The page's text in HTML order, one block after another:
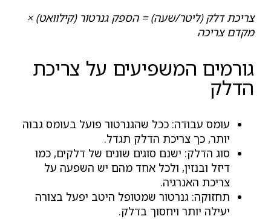
צריכת דלק (ליטר/שעה) = הספק גנרטור (קילוואט) ×
מקדם צריכה
גורמים המשפיעים על צריכת
הדלק
עומס עבודה: ככל שהגנרטור פועל בעומס גבוה
יותר, כך צריכת הדלק תגדל.
סוג הדלק: ישנם סוגים שונים של דלקים, כמו
דיזל ובנזין, ולכל אחד מהם יש השפעה על
צריכת האנרגיה.
תחזוקה: גנרטור שמטופל היטב יפעל בצורה
יעילה יותר ויחסוך בדלק.